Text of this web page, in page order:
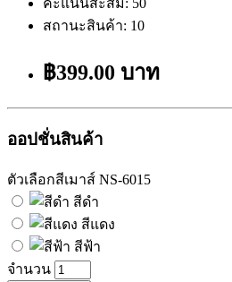
คะแนนสะสม: 50
สถานะสินค้า: 10
฿399.00 บาท
ออปชั่นสินค้า
ตัวเลือกสีเมาส์ NS-6015
สีดำ
สีแดง
สีฟ้า
จำนวน